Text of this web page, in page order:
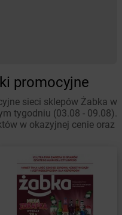
promocyjne
sieci sklepów Żabka w
tygodniu (03.08 - 09.08).
w okazyjnej cenie oraz